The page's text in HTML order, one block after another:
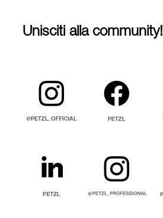
Unisciti alla community!